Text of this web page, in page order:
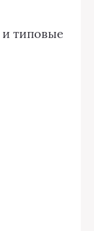
типовые